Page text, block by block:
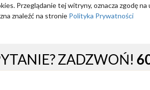
Przeglądanie tej witryny, oznacza zgodę
znaleźć na stronie Polityka Prywatności
ZADZWOŃ!